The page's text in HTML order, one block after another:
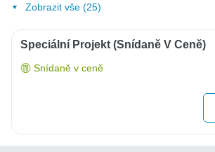
Zobrazit vše (25)
Speciální Projekt (snídaně V Ceně)
Snídaně v ceně